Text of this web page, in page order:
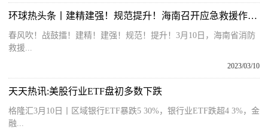
环球热头条丨建精建强！规范提升！海南召开应急救援作战指挥力量体系建设暨初战能力提升推进会
春风吹！战鼓擂！建精！建强！规范！提升！3月10日，海南省消防
救援...
2023/03/10
天天热讯:美股行业ETF盘初多数下跌
格隆汇3月10日丨区域银行ETF暴跌5 30%，银行业ETF跌超4 3%，金
融...